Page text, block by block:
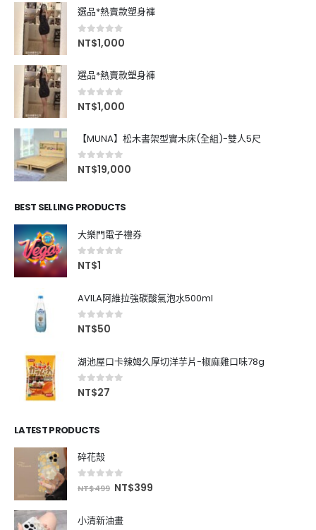
選品*熱賣款塑身褲
0out of 5
NT$1,000
選品*熱賣款塑身褲
0out of 5
NT$1,000
【MUNA】松木書架型實木床(全組)-雙人5尺
0out of 5
NT$19,000
BEST SELLING PRODUCTS
大樂門電子禮券
0out of 5
NT$1
AVILA阿維拉強碳酸氣泡水500ml
0out of 5
NT$50
湖池屋口卡辣姆久厚切洋芋片-椒麻雞口味78g
0out of 5
NT$27
LATEST PRODUCTS
碎花殼
out of 5
NT$499 NT$399
小清新油畫